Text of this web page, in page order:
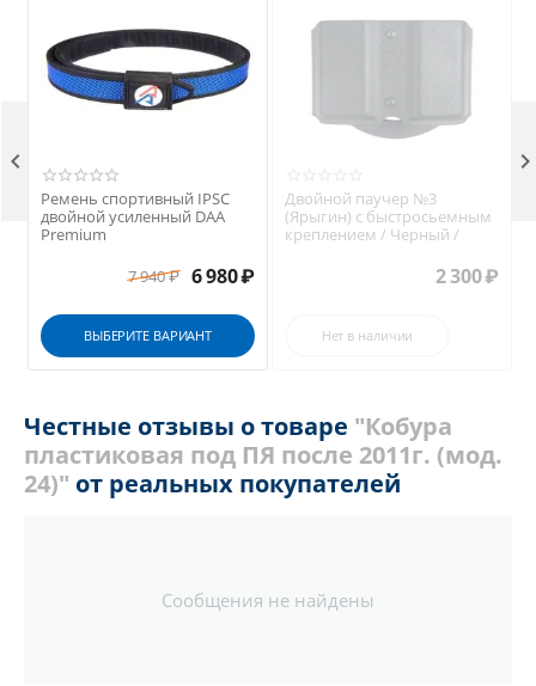
Ремень спортивный IPSC
двойной усиленный DAA
Premium
7 940₽ 6 980₽
ВЫБЕРИТЕ ВАРИАНТ
Двойной паучер №3
(Ярыгин) с быстросьемным
креплением / Черный /
2 300₽
Нет в наличии

Честные отзывы о товаре "Кобура
пластиковая под ПЯ после 2011г. (мод.
24)" от реальных покупателей
Сообщения не найдены